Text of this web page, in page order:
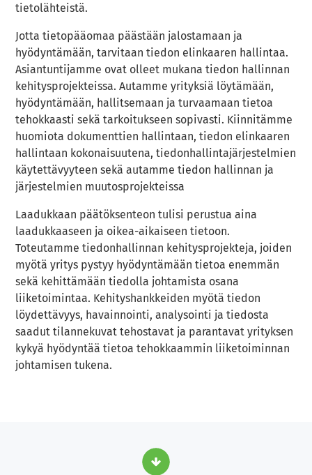
tietolähteistä.
Jotta tietopääomaa päästään jalostamaan ja
hyödyntämään, tarvitaan tiedon elinkaaren hallintaa.
Asiantuntijamme ovat olleet mukana tiedon hallinnan
kehitysprojekteissa. Autamme yrityksiä löytämään,
hyödyntämään, hallitsemaan ja turvaamaan tietoa
tehokkaasti sekä tarkoitukseen sopivasti. Kiinnitämme
huomiota dokumenttien hallintaan, tiedon elinkaaren
hallintaan kokonaisuutena, tiedonhallintajärjestelmien
käytettävyyteen sekä autamme tiedon hallinnan ja
järjestelmien muutosprojekteissa
Laadukkaan päätöksenteon tulisi perustua aina
laadukkaaseen ja oikea-aikaiseen tietoon.
Toteutamme tiedonhallinnan kehitysprojekteja, joiden
myötä yritys pystyy hyödyntämään tietoa enemmän
sekä kehittämään tiedolla johtamista osana
liiketoimintaa. Kehityshankkeiden myötä tiedon
löydettävyys, havainnointi, analysointi ja tiedosta
saadut tilannekuvat tehostavat ja parantavat yrityksen
kykyä hyödyntää tietoa tehokkaammin liiketoiminnan
johtamisen tukena.